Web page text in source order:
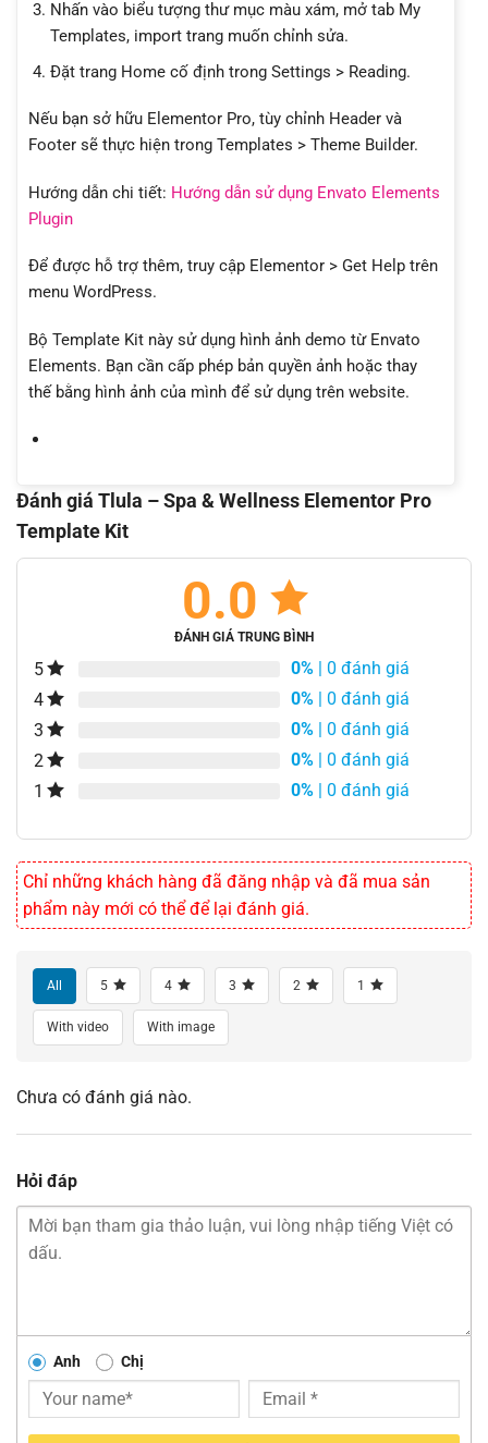
Nhấn vào biểu tượng thư mục màu xám, mở tab My
Templates, import trang muốn chỉnh sửa.
Đặt trang Home cố định trong Settings > Reading.
Nếu bạn sở hữu Elementor Pro, tùy chỉnh Header và
Footer sẽ thực hiện trong Templates > Theme Builder.
Hướng dẫn chi tiết: Hướng dẫn sử dụng Envato Elements
Plugin
Để được hỗ trợ thêm, truy cập Elementor > Get Help trên
menu WordPress.
Bộ Template Kit này sử dụng hình ảnh demo từ Envato
Elements. Bạn cần cấp phép bản quyền ảnh hoặc thay
thế bằng hình ảnh của mình để sử dụng trên website.
Đánh giá Tlula – Spa & Wellness Elementor Pro
Template Kit
0.0
ĐÁNH GIÁ TRUNG BÌNH
5 0% | 0 đánh giá
4
0% | 0 đánh giá
3
0% | 0 đánh giá
2
0% | 0 đánh giá
1
0% | 0 đánh giá
Chỉ những khách hàng đã đăng nhập và đã mua sản
phẩm này mới có thể để lại đánh giá.
All 5 4 3 2 1
With video With image
Chưa có đánh giá nào.
Hỏi đáp
Anh Chị